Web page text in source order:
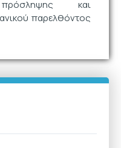
και
παρελθόντος